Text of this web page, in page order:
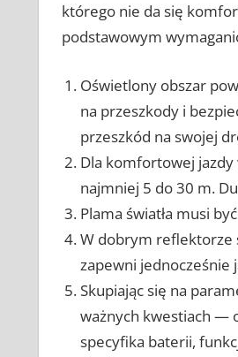
którego nie da się
podstawowym
Oświetlony obszar
na przeszkody i
przeszkód na swojej
Dla komfortowej
najmniej 5 do 30 m.
Plama światła musi
W dobrym reflektorze
zapewni jednocześnie
Skupiając się na
ważnych kwestiach —
specyfika baterii,